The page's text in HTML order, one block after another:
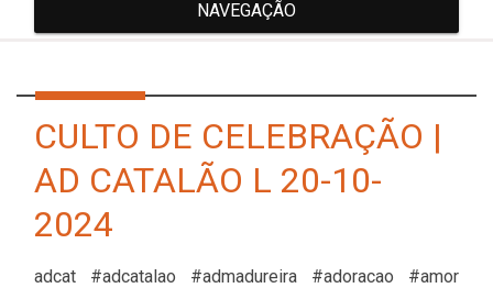
NAVEGAÇÃO
CULTO DE CELEBRAÇÃO |
AD CATALÃO L 20-10-
2024
adcat #adcatalao #admadureira #adoracao #amor